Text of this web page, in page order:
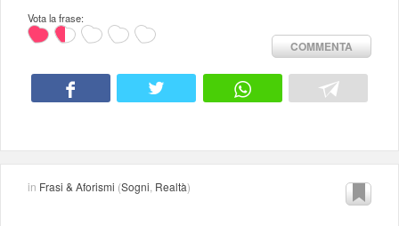
Vota la frase:
COMMENTA
in Frasi & Aforismi (Sogni Realtà)